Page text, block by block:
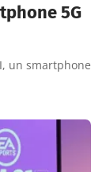
5G
un smartphone